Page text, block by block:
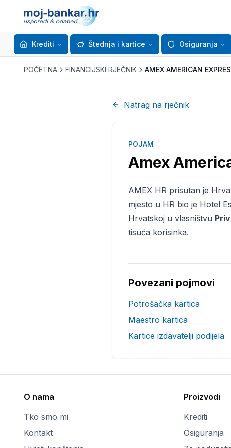
Krediti Štednja i kartice Osiguranja
POČETNA FINANCIJSKI RJEČNIK AMEX AMERICAN
Natrag na rječnik
POJAM
Amex
AMEX HR prisutan je
mjesto u HR bio je Hotel
Hrvatskoj u vlasništvu
tisuća korisinka.
Povezani pojmovi
Potrošačka kartica
Maestro kartica
Kartice izdavatelji podijela
O nama
Tko smo mi
Kontakt
Proizvodi
Krediti
Osiguranja